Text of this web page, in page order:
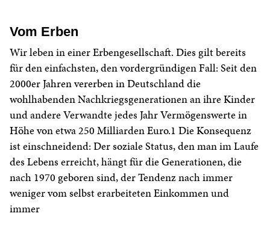
Vom Erben
Wir leben in einer Erbengesellschaft. Dies gilt bereits
für den einfachsten, den vordergründigen Fall: Seit den
2000er Jahren vererben in Deutschland die
wohlhabenden Nachkriegsgenerationen an ihre Kinder
und andere Verwandte jedes Jahr Vermögenswerte in
Höhe von etwa 250 Milliarden Euro.1 Die Konsequenz
ist einschneidend: Der soziale Status, den man im Laufe
des Lebens erreicht, hängt für die Generationen, die
nach 1970 geboren sind, der Tendenz nach immer
weniger vom selbst erarbeiteten Einkommen und
immer